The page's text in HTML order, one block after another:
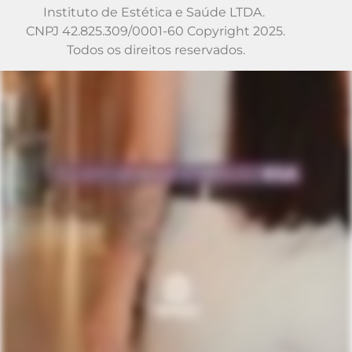
Instituto de Estética e Saúde LTDA.
CNPJ 42.825.309/0001-60 Copyright 2025.
Todos os direitos reservados.